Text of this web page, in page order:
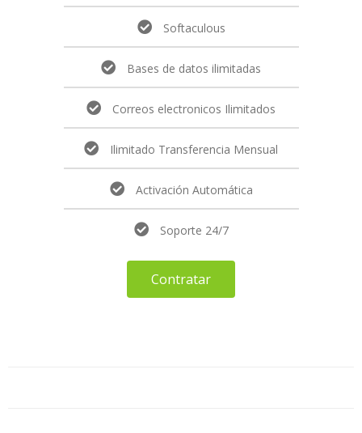
Softaculous
Bases de datos ilimitadas
Correos electronicos Ilimitados
Ilimitado Transferencia Mensual
Activación Automática
Soporte 24/7
Contratar